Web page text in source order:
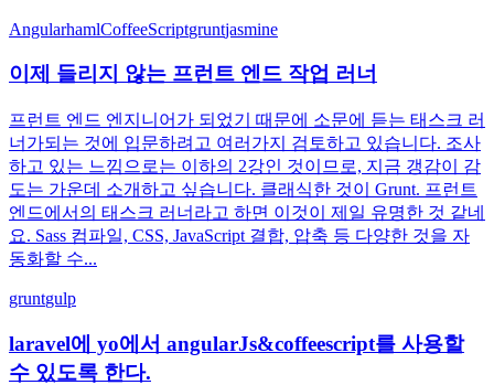
AngularhamlCoffeeScriptgruntjasmine
이제 들리지 않는 프런트 엔드 작업 러너
프런트 엔드 엔지니어가 되었기 때문에 소문에 듣는 태스크 러
너가되는 것에 입문하려고 여러가지 검토하고 있습니다. 조사
하고 있는 느낌으로는 이하의 2강인 것이므로, 지금 갱감이 감
도는 가운데 소개하고 싶습니다. 클래식한 것이 Grunt. 프런트
엔드에서의 태스크 러너라고 하면 이것이 제일 유명한 것 같네
요. Sass 컴파일, CSS, JavaScript 결합, 압축 등 다양한 것을 자
동화할 수...
gruntgulp
laravel에 yo에서 angularJs&coffeescript를 사용할
수 있도록 한다.